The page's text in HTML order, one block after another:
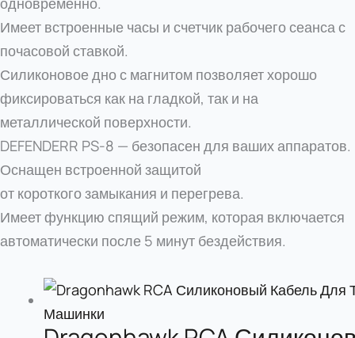
Имеет встроенные часы и счетчик рабочего сеанса с
почасовой ставкой.
Силиконовое дно с магнитом позволяет хорошо
фиксироваться как на гладкой, так и на
металлической поверхности.
DEFENDERR PS-8 — безопасен для ваших аппаратов.
Оснащен встроенной защитой
от короткого замыкания и перегрева.
Имеет функцию спящий режим, которая включается
автоматически после 5 минут бездействия.